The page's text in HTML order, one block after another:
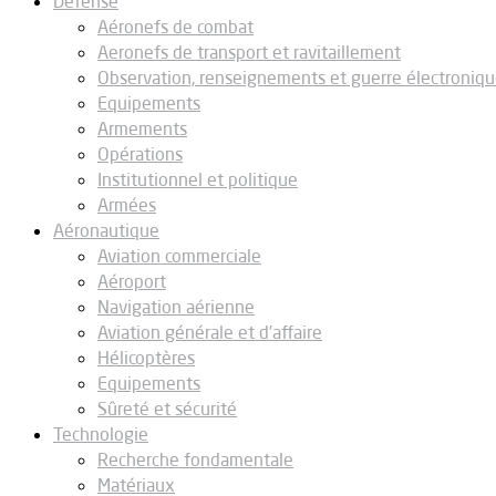
Aéronefs de combat
Aeronefs de transport et ravitaillement
Observation, renseignements et guerre
Equipements
Armements
Opérations
Institutionnel et politique
Armées
Aéronautique
Aviation commerciale
Aéroport
Navigation aérienne
Aviation générale et d’affaire
Hélicoptères
Equipements
Sûreté et sécurité
Technologie
Recherche fondamentale
Matériaux